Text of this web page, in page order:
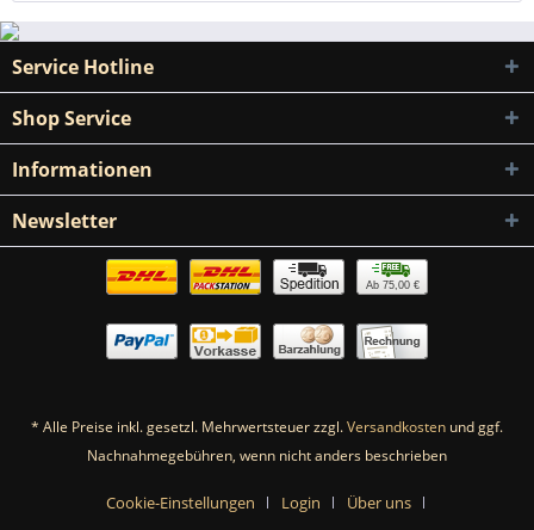
Service Hotline
Shop Service
Informationen
Newsletter
Ab 75,00 €
* Alle Preise inkl. gesetzl. Mehrwertsteuer zzgl.Versandkosten und ggf.
Nachnahmegebühren, wenn nicht anders beschrieben
Cookie-Einstellungen Login Über uns